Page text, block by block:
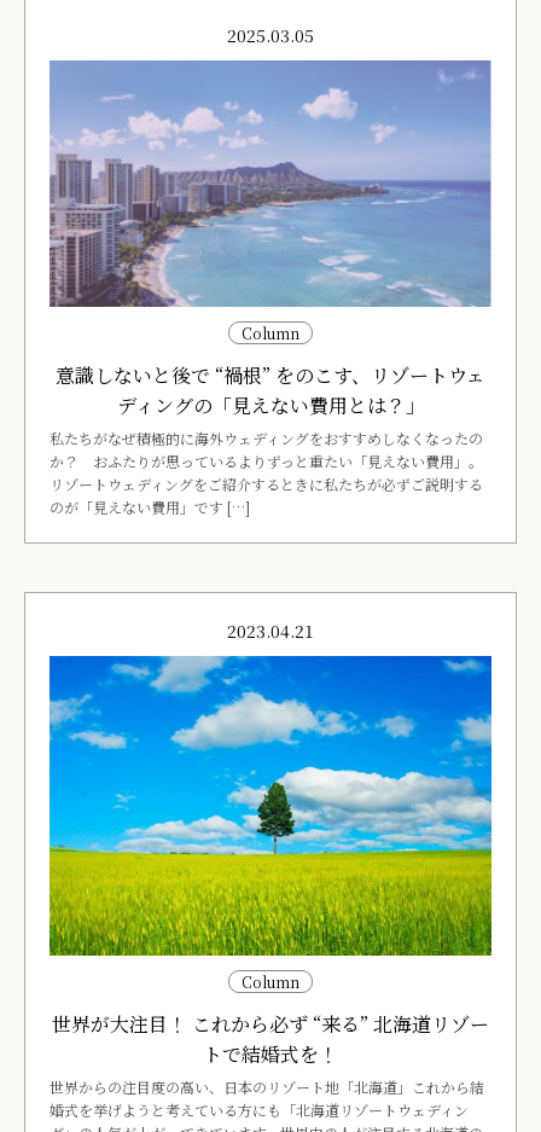
2025.03.05
Column
意識しないと後で “禍根” をのこす、リゾートウェ
ディングの「見えない費用とは？」
私たちがなぜ積極的に海外ウェディングをおすすめしなくなったの
か？ おふたりが思っているよりずっと重たい「見えない費用」。
リゾートウェディングをご紹介するときに私たちが必ずご説明する
のが「見えない費用」です […]
2023.04.21
Column
世界が大注目！ これから必ず “来る” 北海道リゾー
トで結婚式を！
世界からの注目度の高い、日本のリゾート地「北海道」これから結
婚式を挙げようと考えている方にも「北海道リゾートウェディン